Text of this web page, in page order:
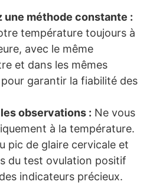
une méthode constante :
température toujours à
avec le même
et dans les mêmes
garantir la fiabilité des
observations : Ne vous
à la température.
pic de glaire cervicale et
du test ovulation positif
indicateurs précieux.